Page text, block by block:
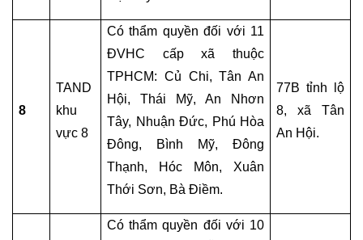
HỮU
VẤN
8
TAND
khu
vực 8
Có thẩm quyền đối với 11
ĐVHC cấp xã thuộc
TPHCM: Củ Chi, Tân An
Hội, Thái Mỹ, An Nhơn
Tây, Nhuận Đức, Phú Hòa
Đông, Bình Mỹ, Đông
Thạnh, Hóc Môn, Xuân
Thới Sơn, Bà Điềm.
77B tỉnh lộ
8, xã Tân
An Hội.
Có thẩm quyền đối với 10